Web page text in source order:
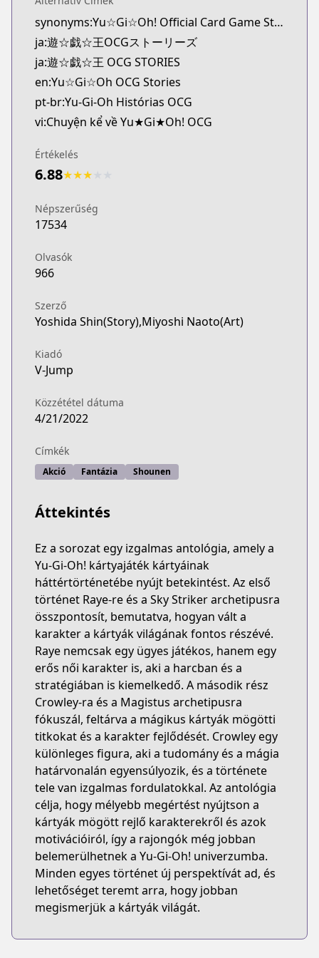
MangaUpdates
https://www.mangaupdates.com/
Book☆Walker
Book☆Walker
https://bookwalker.jp/series/384244/list
synonyms:Yu☆Gi☆Oh! Official Card Game Stories
ja:遊☆戯☆王OCGストーリーズ
ja:遊☆戯☆王 OCG STORIES
en:Yu☆Gi☆Oh OCG Stories
pt-br:Yu-Gi-Oh Histórias OCG
vi:Chuyện kể về Yu★Gi★Oh! OCG
Értékelés
6.88★★★
Népszerűség
17534
Olvasók
966
Szerző
Yoshida Shin(Story),Miyoshi Naoto(Art)
Kiadó
V-Jump
Közzététel dátuma
4/21/2022
Címkék
Akció Fantázia Shounen
Áttekintés
Ez a sorozat egy izgalmas antológia, amely a
Yu-Gi-Oh! kártyajáték kártyáinak
háttértörténetébe nyújt betekintést. Az első
történet Raye-re és a Sky Striker archetipusra
összpontosít, bemutatva, hogyan vált a
karakter a kártyák világának fontos részévé.
Raye nemcsak egy ügyes játékos, hanem egy
erős női karakter is, aki a harcban és a
stratégiában is kiemelkedő. A második rész
Crowley-ra és a Magistus archetipusra
fókuszál, feltárva a mágikus kártyák mögötti
titkokat és a karakter fejlődését. Crowley egy
különleges figura, aki a tudomány és a mágia
határvonalán egyensúlyozik, és a története
tele van izgalmas fordulatokkal. Az antológia
célja, hogy mélyebb megértést nyújtson a
kártyák mögött rejlő karakterekről és azok
motivációiról, így a rajongók még jobban
belemerülhetnek a Yu-Gi-Oh! univerzumba.
Minden egyes történet új perspektívát ad, és
lehetőséget teremt arra, hogy jobban
megismerjük a kártyák világát.